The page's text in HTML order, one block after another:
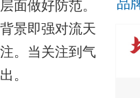
做好防范。
景即强对流天
。当关注到气
。
品